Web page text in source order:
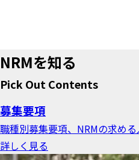
NRMを知る
Pick Out Contents
募集要項
職種別募集要項、NRMの求める
詳しく見る